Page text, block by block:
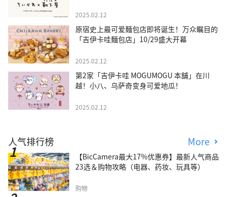
2025.02.12
原宿史上最可爱麵包店即将诞生！万众瞩目的
「吉伊卡哇麵包店」10/29盛大开幕
2025.02.12
第2家「吉伊卡哇 MOGUMOGU 本舖」在川
越！小八、乌萨奇变身可爱地瓜！
2025.02.12
人气排行榜 More
【BicCamera最大17%优惠券】最新人气商品
23选＆购物攻略（电器、药妆、玩具等）
购物